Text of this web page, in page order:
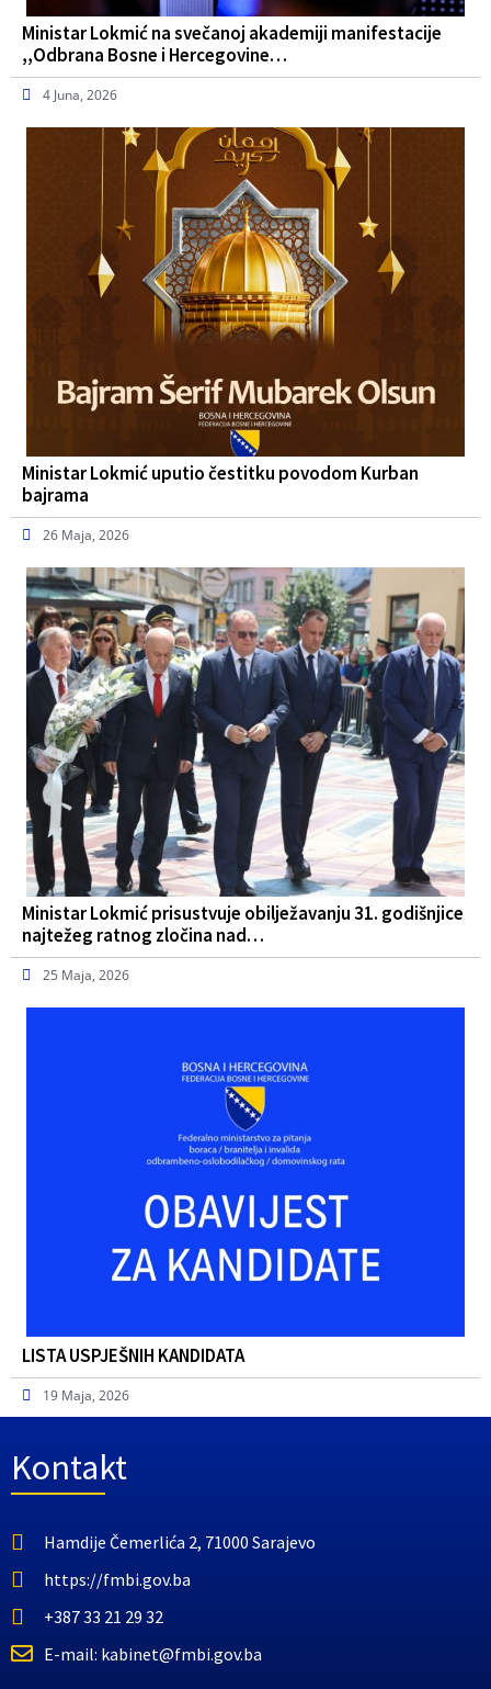
Ministar Lokmić na svečanoj akademiji manifestacije
,,Odbrana Bosne i Hercegovine…
4 Juna, 2026
Ministar Lokmić uputio čestitku povodom Kurban
bajrama
26 Maja, 2026
Ministar Lokmić prisustvuje obilježavanju 31. godišnjice
najtežeg ratnog zločina nad…
25 Maja, 2026
LISTA USPJEŠNIH KANDIDATA
19 Maja, 2026
Kontakt
Hamdije Čemerlića 2, 71000 Sarajevo
https://fmbi.gov.ba
+387 33 21 29 32
E-mail: kabinet@fmbi.gov.ba